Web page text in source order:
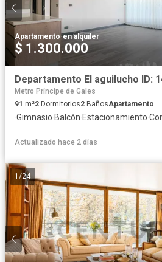
Apartamento·en alquiler
$ 1.300.000
Departamento El aguilucho ID:
Metro Príncipe de Gales
91 m²2 Dormitorios2 BañosApartamento
·Gimnasio·Balcón·Estacionamiento·
Actualizado hace 2 días
1 /24